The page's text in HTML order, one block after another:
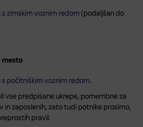
z zimskim voznim redom (podaljšan do
s počitniškim voznim redom.
vse predpisane ukrepe, pomembne za
in zaposlenih, zato tudi potnike prosimo,
pravil.